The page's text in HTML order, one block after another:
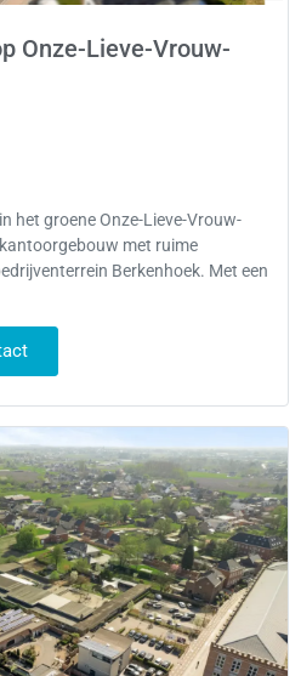
Onze-Lieve-Vrouw-
het groene Onze-Lieve-Vrouw-
met ruime
Berkenhoek. Met een